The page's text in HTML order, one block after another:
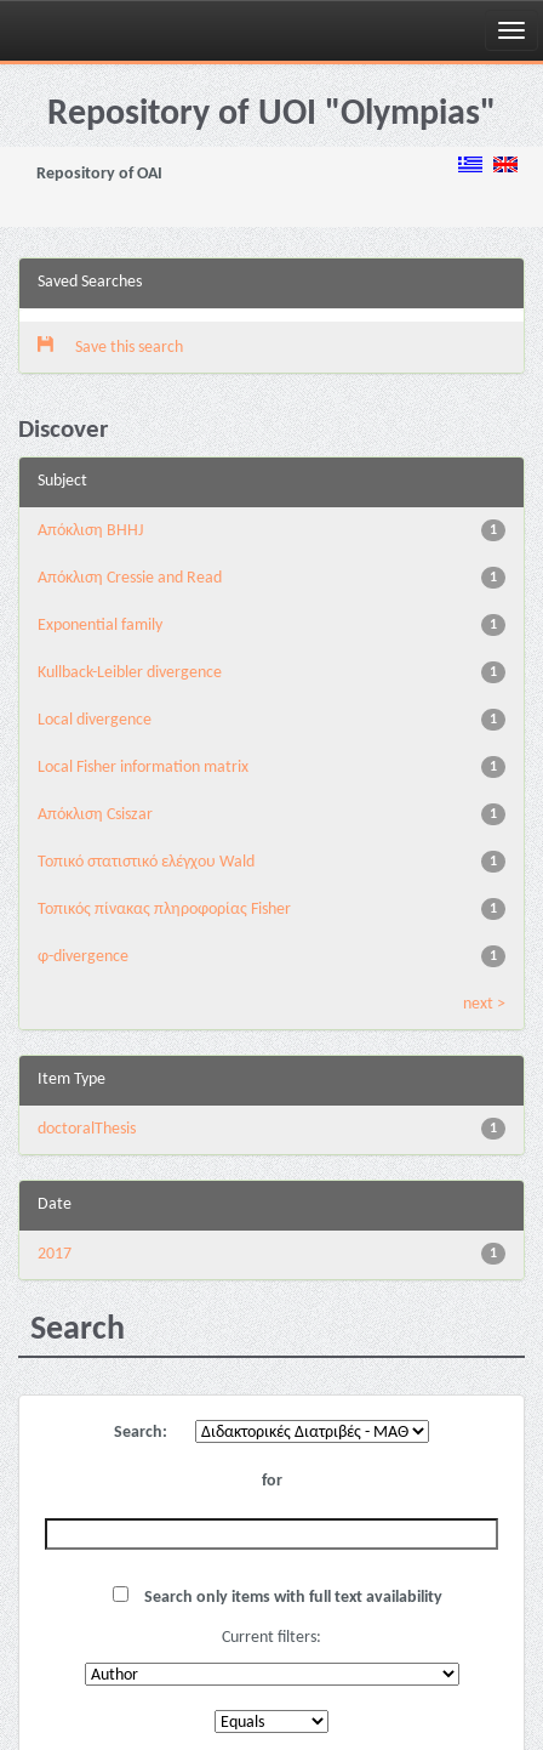
Skip
navigationRepository of UOI "Olympias"
Repository of OAI
Saved Searches
Save this search
Discover
Subject
1
Aπόκλιση BHHJ
1
Aπόκλιση Cressie and Read
1
Exponential family
1
Kullback-Leibler divergence
1
Local divergence
1
Local Fisher information matrix
1
Απόκλιση Csiszar
1
Τοπικό στατιστικό ελέγχου Wald
1
Τοπικός πίνακας πληροφορίας Fisher
1
φ-divergence
next >
Item Type
1
doctoralThesis
Date
1
2017
Search
Search:
for
Search only items with full text availability
Current filters: